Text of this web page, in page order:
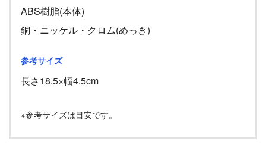
ABS樹脂(本体)
銅・ニッケル・クロム(めっき)
参考サイズ
長さ18.5×幅4.5cm
※参考サイズは目安です。